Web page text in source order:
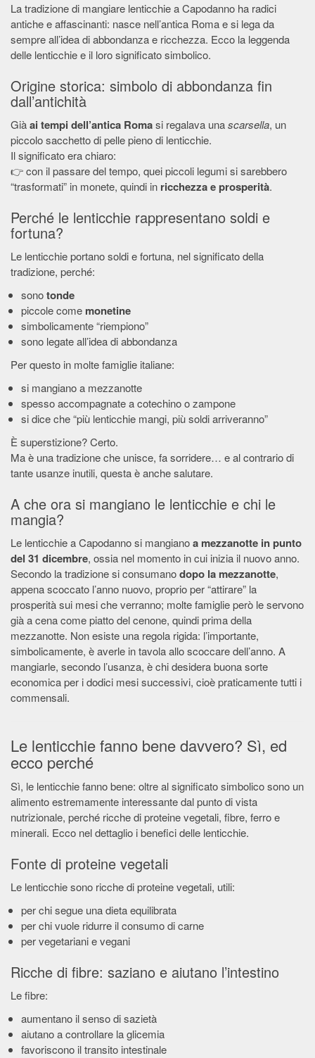
La tradizione di mangiare lenticchie a Capodanno ha radici
antiche e affascinanti: nasce nell’antica Roma e si lega da
sempre all’idea di abbondanza e ricchezza. Ecco la leggenda
delle lenticchie e il loro significato simbolico.
Origine storica: simbolo di abbondanza fin
dall’antichità
Giàai tempi dell’antica Romasi regalava unascarsella, un
piccolo sacchetto di pelle pieno di lenticchie.
Il significato era chiaro:
👉 con il passare del tempo, quei piccoli legumi si sarebbero
“trasformati” in monete, quindi in ricchezza e prosperità.
Perché le lenticchie rappresentano soldi e
fortuna?
Le lenticchie portano soldi e fortuna, nel significato della
tradizione, perché:
sonotonde
piccole come monetine
simbolicamente “riempiono”
sono legate all’idea di abbondanza
Per questo in molte famiglie italiane:
si mangiano a mezzanotte
spesso accompagnate a cotechino o zampone
si dice che “più lenticchie mangi, più soldi arriveranno”
È superstizione? Certo.
Ma è una tradizione che unisce, fa sorridere… e al contrario di
tante usanze inutili, questa è anche salutare.
A che ora si mangiano le lenticchie e chi le
mangia?
Le lenticchie a Capodanno si mangianoa mezzanotte in punto
del 31 dicembre, ossia nel momento in cui inizia il nuovo anno.
Secondo la tradizione si consumanodopo la mezzanotte,
appena scoccato l’anno nuovo, proprio per “attirare” la
prosperità sui mesi che verranno; molte famiglie però le servono
già a cena come piatto del cenone, quindi prima della
mezzanotte. Non esiste una regola rigida: l’importante,
simbolicamente, è averle in tavola allo scoccare dell’anno. A
mangiarle, secondo l’usanza, è chi desidera buona sorte
economica per i dodici mesi successivi, cioè praticamente tutti i
commensali.
Le lenticchie fanno bene davvero? Sì, ed
ecco perché
Sì, le lenticchie fanno bene: oltre al significato simbolico sono un
alimento estremamente interessante dal punto di vista
nutrizionale, perché ricche di proteine vegetali, fibre, ferro e
minerali. Ecco nel dettaglio i benefici delle lenticchie.
Fonte di proteine vegetali
Le lenticchie sono ricche di proteine vegetali, utili:
per chi segue una dieta equilibrata
per chi vuole ridurre il consumo di carne
per vegetariani e vegani
Ricche di fibre: saziano e aiutano l’intestino
Le fibre:
aumentano il senso di sazietà
aiutano a controllare la glicemia
favoriscono il transito intestinale